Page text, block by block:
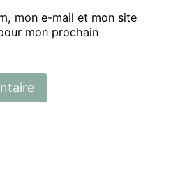
mon e-mail et mon site
mon prochain